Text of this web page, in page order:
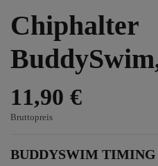
Chiphalter
11,90 €
Bruttopreis
BUDDYSWIM